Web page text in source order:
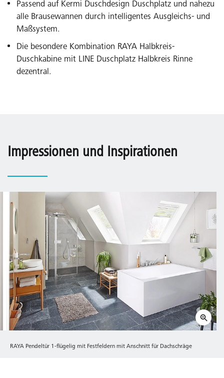
Passend auf Kermi Duschdesign Duschplatz und nahezu
alle Brausewannen durch intelligentes Ausgleichs- und
Maßsystem.
Die besondere Kombination RAYA Halbkreis-
Duschkabine mit LINE Duschplatz Halbkreis Rinne
dezentral.
Impressionen und Inspirationen
RAYA Pendeltür 1-flügelig mit Festfeldern mit Anschnitt für Dachschräge